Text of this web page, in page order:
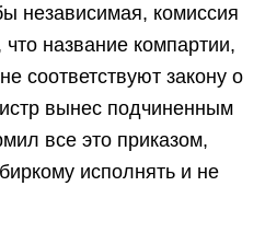
независимая, комиссия
название компартии,
соответствуют закону о
вынес подчиненным
все это приказом,
исполнять и не